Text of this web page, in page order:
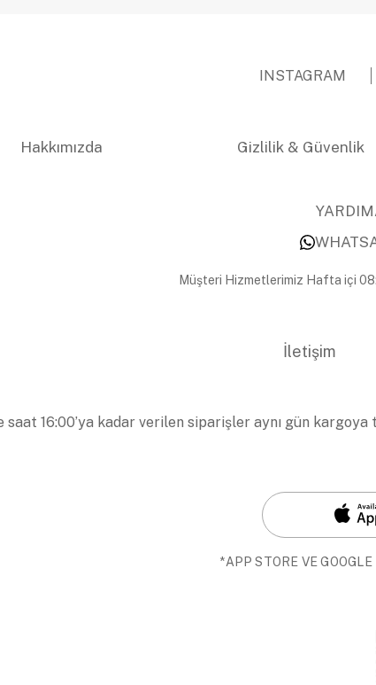
INSTAGRAM
Hakkımızda Gizlilik & Güvenlik
Müşteri Hizmetlerimiz Hafta içi
İletişim
saat 16:00’ya kadar verilen siparişler aynı gün
*APP STORE VE